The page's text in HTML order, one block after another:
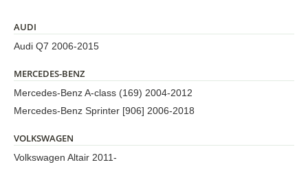
AUDI
Audi Q7 2006-2015
MERCEDES-BENZ
Mercedes-Benz A-class (169) 2004-2012
Mercedes-Benz Sprinter [906] 2006-2018
VOLKSWAGEN
Volkswagen Altair 2011-